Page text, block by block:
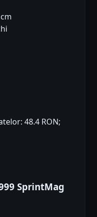
48.4 RON;
SprintMag